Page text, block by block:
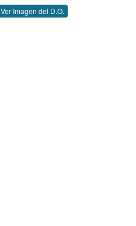
Ver Imagen del D.O.